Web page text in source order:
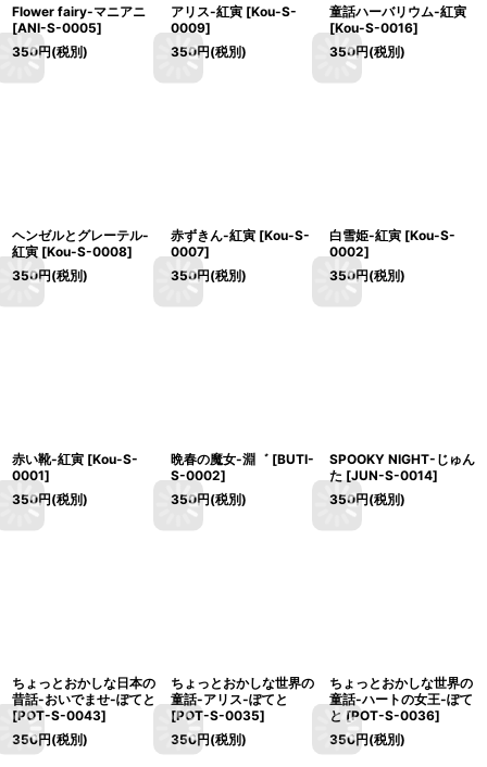
Flower fairy-マニアニ
[ANI-S-0005]
350円(税別)
アリス-紅寅 [Kou-S-
0009]
350円(税別)
童話ハーバリウム-紅寅
[Kou-S-0016]
350円(税別)
ヘンゼルとグレーテル-
紅寅 [Kou-S-0008]
350円(税別)
赤ずきん-紅寅 [Kou-S-
0007]
350円(税別)
白雪姫-紅寅 [Kou-S-
0002]
350円(税別)
赤い靴-紅寅 [Kou-S-
0001]
350円(税別)
晩春の魔女-淵゛ [BUTI-
S-0002]
350円(税別)
SPOOKY NIGHT-じゅん
た [JUN-S-0014]
350円(税別)
ちょっとおかしな日本の
昔話-おいでませ-ぽてと
[POT-S-0043]
350円(税別)
ちょっとおかしな世界の
童話-アリス-ぽてと
[POT-S-0035]
350円(税別)
ちょっとおかしな世界の
童話-ハートの女王-ぽて
と [POT-S-0036]
350円(税別)